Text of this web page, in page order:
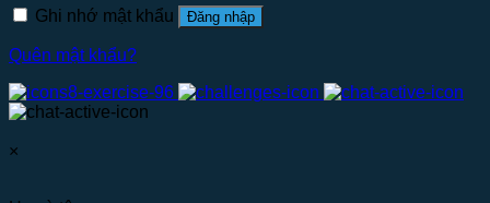
Ghi nhớ mật khẩu Đăng nhập
Quên mật khẩu?
×